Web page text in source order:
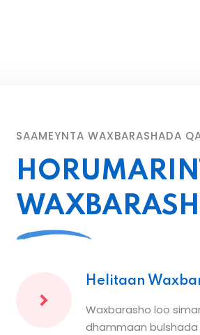
SAAMEYNTA WAXBARASHADA
Helitaan
Waxbarasho loo
dhammaan